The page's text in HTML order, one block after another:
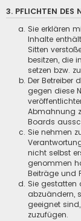
3. PFLICHTEN DES
Sie erklären
Inhalte
Sitten
besitzen, die
setzen bzw.
Der Betreiber
gegen diese
Abmahnung
Boards
Sie nehmen
nicht selbst
genommen
Beiträge und
Sie gestatten
abzuändern,
geeignet
zuzufügen.